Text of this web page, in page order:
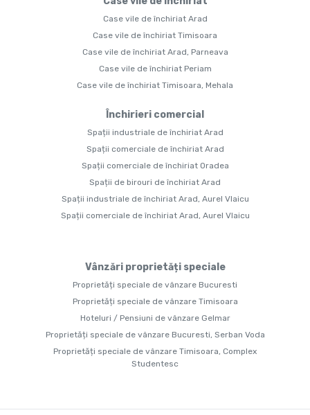
Case vile de închiriat Arad
Case vile de închiriat Timisoara
Case vile de închiriat Arad, Parneava
Case vile de închiriat Periam
Case vile de închiriat Timisoara, Mehala
Închirieri comercial
Spații industriale de închiriat Arad
Spații comerciale de închiriat Arad
Spații comerciale de închiriat Oradea
Spații de birouri de închiriat Arad
Spații industriale de închiriat Arad, Aurel Vlaicu
Spații comerciale de închiriat Arad, Aurel Vlaicu
Vânzări proprietăți speciale
Proprietăți speciale de vânzare Bucuresti
Proprietăți speciale de vânzare Timisoara
Hoteluri / Pensiuni de vânzare Gelmar
Proprietăți speciale de vânzare Bucuresti, Serban Voda
Proprietăți speciale de vânzare Timisoara, Complex
Studentesc